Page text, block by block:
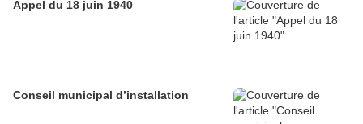
Appel du 18 juin 1940
Conseil municipal d’installation